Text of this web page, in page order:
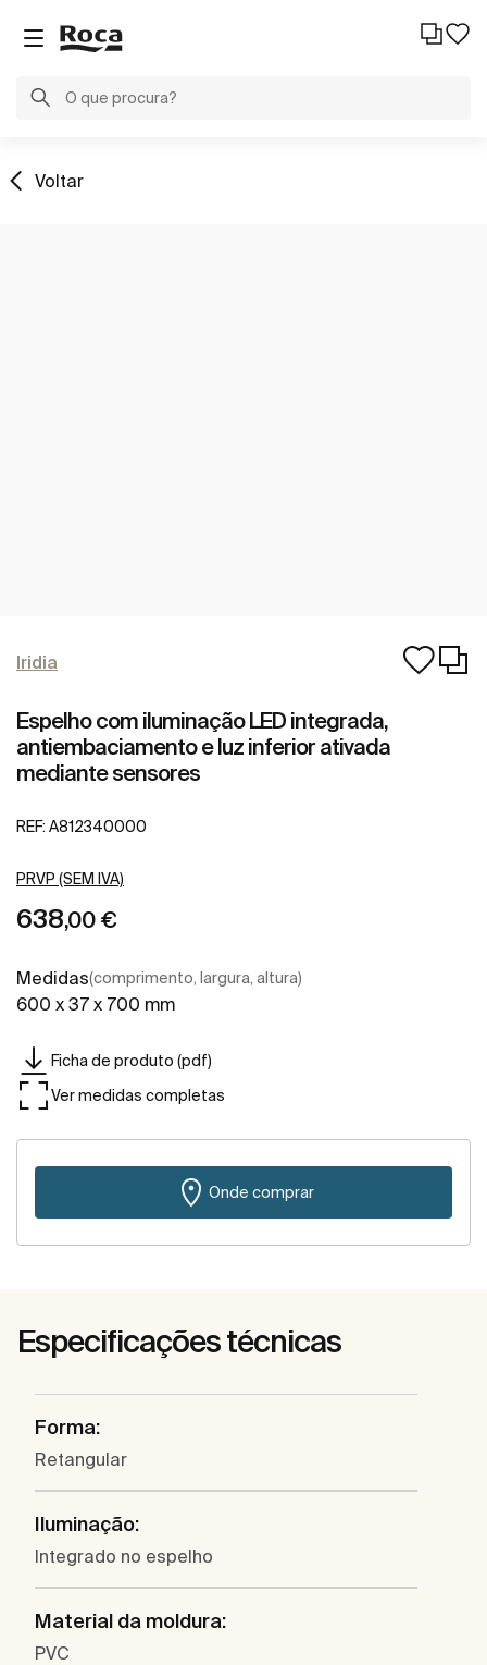
Voltar
Iridia
Espelho com iluminação LED integrada,
antiembaciamento e luz inferior ativada
mediante sensores
REF: A812340000
PRVP (SEM IVA)
638,00 €
Medidas(comprimento, largura, altura)
600 x 37 x 700 mm
Ficha de produto (pdf)
Ver medidas completas
Onde comprar
Especificações técnicas
Forma:
Retangular
Iluminação:
Integrado no espelho
Material da moldura:
PVC